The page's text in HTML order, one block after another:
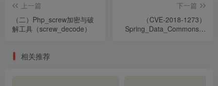
上一篇
（二）Php_screw加密与破
解工具（screw_decode）
下一篇
（CVE-2018-1273）
Spring_Data_Commons组
相关推荐